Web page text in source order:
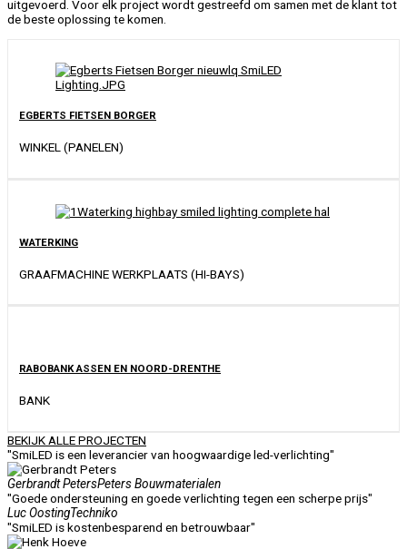
uitgevoerd. Voor elk project wordt gestreefd om samen met de klant tot
de beste oplossing te komen.
EGBERTS FIETSEN BORGER
WINKEL (PANELEN)
WATERKING
GRAAFMACHINE WERKPLAATS (HI-BAYS)
RABOBANK ASSEN EN NOORD-DRENTHE
BANK
BEKIJK ALLE PROJECTEN
"SmiLED is een leverancier van hoogwaardige led-verlichting"
Gerbrandt PetersPeters Bouwmaterialen
"Goede ondersteuning en goede verlichting tegen een scherpe prijs"
Luc OostingTechniko
"SmiLED is kostenbesparend en betrouwbaar"